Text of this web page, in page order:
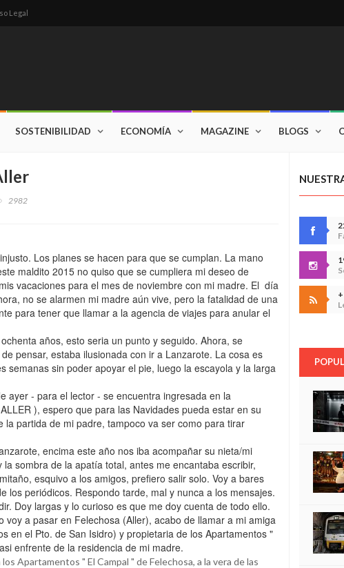
Legal
SOSTENIBILIDAD ECONOMÍA MAGAZINE BLOGS
2982
Los planes se hacen para que se cumplan. La mano
maldito 2015 no quiso que se cumpliera mi deseo de
vacaciones para el mes de noviembre con mi madre. El día
no se alarmen mi madre aún vive, pero la fatalidad de una
para tener que llamar a la agencia de viajes para anular el
años, esto seria un punto y seguido. Ahora, se
pensar, estaba ilusionada con ir a Lanzarote. La cosa es
sin poder apoyar el pie, luego la escayola y la larga
ayer - para el lector - se encuentra ingresada en la
), espero que para las Navidades pueda estar en su
partida de mi padre, tampoco va ser como para tirar
encima este año nos iba acompañar su nieta/mi
sombra de la apatía total, antes me encantaba escribir,
esquivo a los amigos, prefiero salir solo. Voy a bares
periódicos. Respondo tarde, mal y nunca a los mensajes.
Doy largas y lo curioso es que me doy cuenta de todo ello.
voy a pasar en Felechosa (Aller), acabo de llamar a mi amiga
en el Pto. de San Isidro) y propietaria de los Apartamentos "
enfrente de la residencia de mi madre.
Apartamentos " El Campal " de Felechosa, a la vera de las